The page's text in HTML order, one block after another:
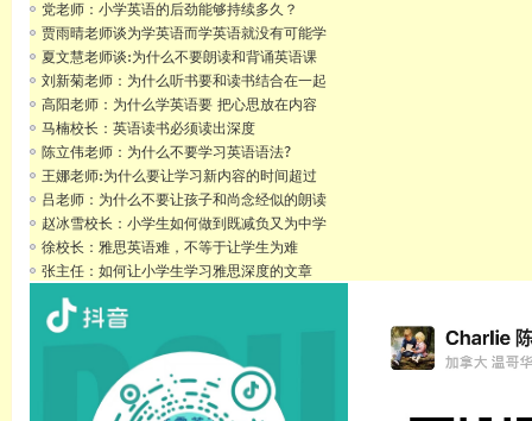
党老师：小学英语的后劲能够持续多久？
贾雨晴老师谈为学英语而学英语就没有可能学
夏文慧老师谈:为什么不要朗读和背诵英语课
刘新菊老师：为什么听书要和读书结合在一起
高阳老师：为什么学英语要 把心思放在内容
马楠校长：英语读书必须读出深度
陈立伟老师：为什么不要学习英语语法?
王娜老师:为什么要让学习新内容的时间超过
吕老师：为什么不要让孩子和尚念经似的朗读
赵冰雪校长：小学生如何做到既减负又为中学
徐校长：雅思英语难，不等于让学生为难
张主任：如何让小学生学习雅思深度的文章